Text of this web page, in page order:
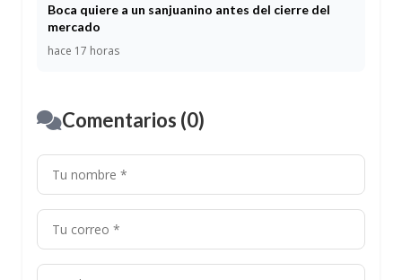
Boca quiere a un sanjuanino antes del cierre del
mercado
hace 17 horas
Comentarios (0)